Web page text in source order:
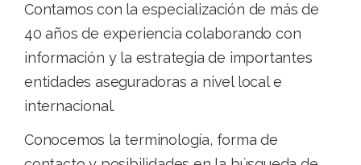
Contamos con la especialización de más de
40 años de experiencia colaborando con
información y la estrategia de importantes
entidades aseguradoras a nivel local e
internacional.
Conocemos la terminología, forma de